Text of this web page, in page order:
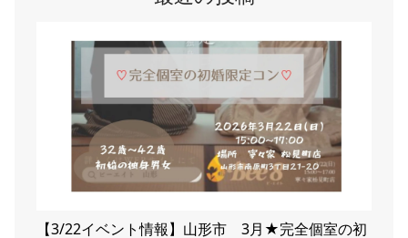
【3/22イベント情報】山形市 3月★完全個室の初